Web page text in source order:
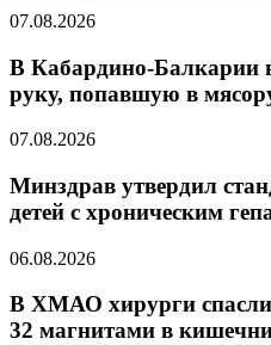
07.08.2026
В Кабардино-Балкарии
руку, попавшую в
07.08.2026
Минздрав утвердил
детей с хроническим
06.08.2026
В ХМАО хирурги спасли
32 магнитами в